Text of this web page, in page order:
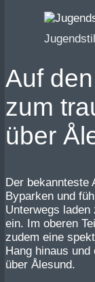
Auf
zum
über
Der bekannteste
Byparken und
Unterwegs
ein. Im oberen
zudem eine
Hang hinaus
über Ålesund.